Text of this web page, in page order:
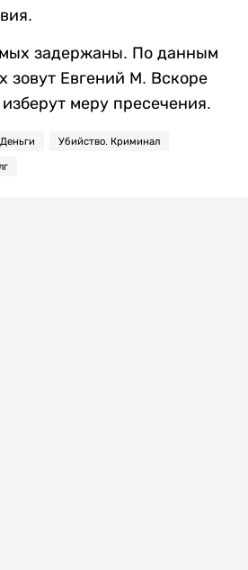
задержаны. По данным
зовут Евгений М. Вскоре
меру пресечения.
Деньги Убийство. Криминал